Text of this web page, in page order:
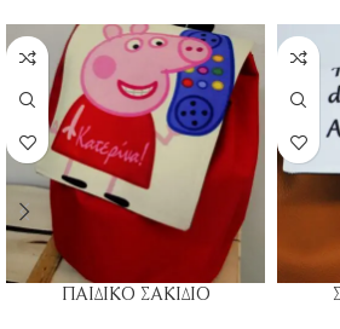
ΠΑΙΔΙΚΟ ΣΑΚΙΔΙΟ